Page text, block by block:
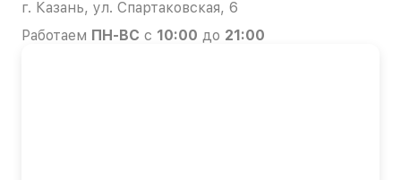
г. Казань, ул. Спартаковская, 6
Работаем ПН-ВС с 10:00 до 21:00